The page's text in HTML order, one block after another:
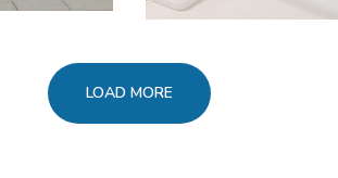
LOAD MORE